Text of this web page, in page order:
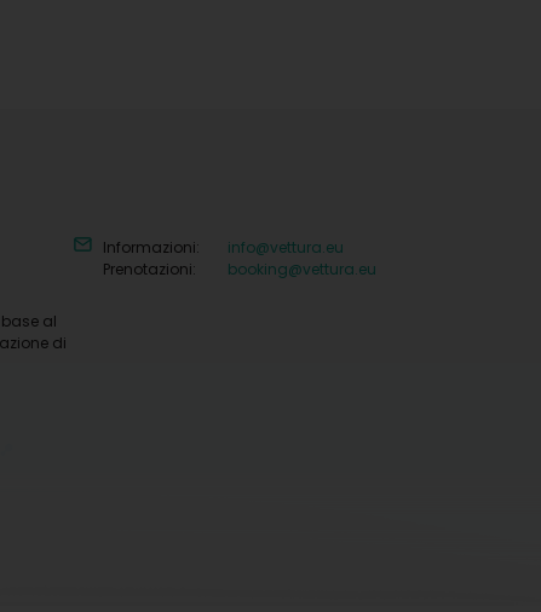
Informazioni:
info@vettura.eu
Prenotazioni:
booking@vettura.eu
al
di